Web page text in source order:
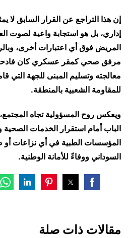
إن هذا التراجع عن القرار السابق لا
إداري، بل هو استجابة واعية لصوت
المريض فوق أي اعتبارات أخرى،
مرفق صحي كمقر عسكري كان فادحاً
معالجته وتسليم المبنى للجهة التي
للمقاومة الشعبية بالمنطقة.
ويعكس روح المسؤولية تجاه
الباب أمام استقرار الخدمات
المؤسسات الطبية في أي نزاعات أو
السوداني ووفاءً للأمانة الوطنية.
مقالات ذات صلة